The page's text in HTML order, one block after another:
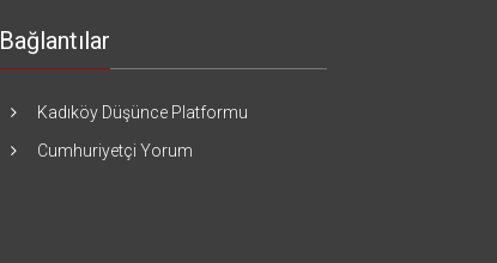
Bağlantılar
Kadıköy Düşünce Platformu
Cumhuriyetçi Yorum